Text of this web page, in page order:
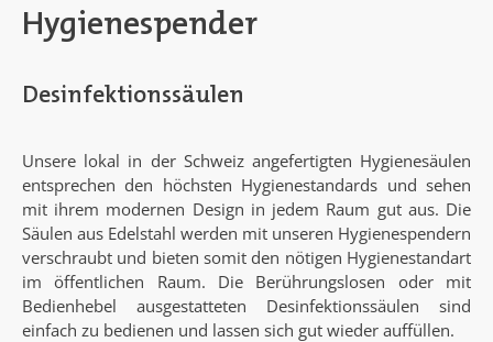
Hygienespender
Desinfektionssäulen
Unsere lokal in der Schweiz angefertigten Hygienesäulen
entsprechen den höchsten Hygienestandards und sehen
mit ihrem modernen Design in jedem Raum gut aus. Die
Säulen aus Edelstahl werden mit unseren Hygienespendern
verschraubt und bieten somit den nötigen Hygienestandart
im öffentlichen Raum. Die Berührungslosen oder mit
Bedienhebel ausgestatteten Desinfektionssäulen sind
einfach zu bedienen und lassen sich gut wieder auffüllen.